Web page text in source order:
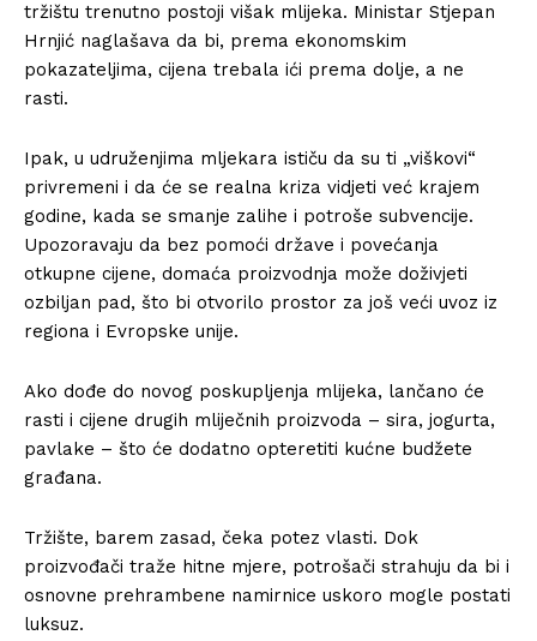
tržištu trenutno postoji višak mlijeka. Ministar Stjepan
Hrnjić naglašava da bi, prema ekonomskim
pokazateljima, cijena trebala ići prema dolje, a ne
rasti.
Ipak, u udruženjima mljekara ističu da su ti „viškovi“
privremeni i da će se realna kriza vidjeti već krajem
godine, kada se smanje zalihe i potroše subvencije.
Upozoravaju da bez pomoći države i povećanja
otkupne cijene, domaća proizvodnja može doživjeti
ozbiljan pad, što bi otvorilo prostor za još veći uvoz iz
regiona i Evropske unije.
Ako dođe do novog poskupljenja mlijeka, lančano će
rasti i cijene drugih mliječnih proizvoda – sira, jogurta,
pavlake – što će dodatno opteretiti kućne budžete
građana.
Tržište, barem zasad, čeka potez vlasti. Dok
proizvođači traže hitne mjere, potrošači strahuju da bi i
osnovne prehrambene namirnice uskoro mogle postati
luksuz.